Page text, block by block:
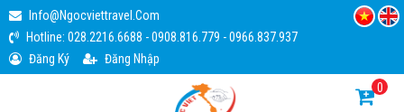
Info@ngocviettravel.com
Hotline: 028.2216.6688 -0908.816.779 -0966.837.937
Đăng Ký
Đăng Nhập
0